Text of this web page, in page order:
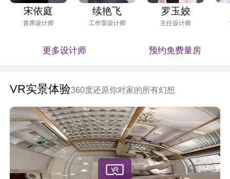
宋依庭
首席设计师
续艳飞
工作室设计师
罗玉姣
主任设计师
更多设计师 预约免费量房
VR实景体验360度还原你对家的所有幻想